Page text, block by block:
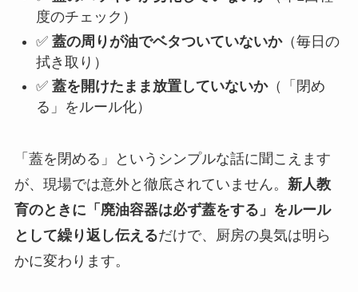
度のチェック）
✅ 蓋の周りが油でベタついていないか（毎日の
拭き取り）
✅ 蓋を開けたまま放置していないか（「閉め
る」をルール化）
「蓋を閉める」というシンプルな話に聞こえます
が、現場では意外と徹底されていません。 新人教
育のときに「廃油容器は必ず蓋をする」をルール
として繰り返し伝えるだけで、厨房の臭気は明ら
かに変わります。